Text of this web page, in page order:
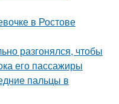
в Ростове
разгонялся, чтобы
его пассажиры
пальцы в